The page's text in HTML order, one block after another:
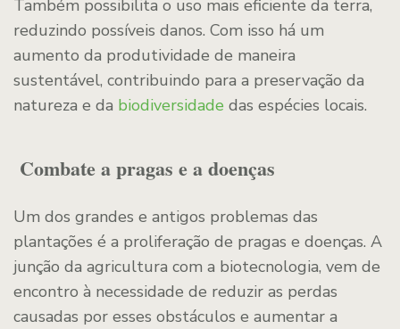
Também possibilita o uso mais eficiente da terra,
reduzindo possíveis danos. Com isso há um
aumento da produtividade de maneira
sustentável, contribuindo para a preservação da
natureza e da biodiversidade das espécies locais.
Combate a pragas e a doenças
Um dos grandes e antigos problemas das
plantações é a proliferação de pragas e doenças. A
junção da agricultura com a biotecnologia, vem de
encontro à necessidade de reduzir as perdas
causadas por esses obstáculos e aumentar a